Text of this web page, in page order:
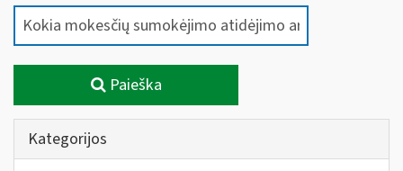
Paieška
Kategorijos